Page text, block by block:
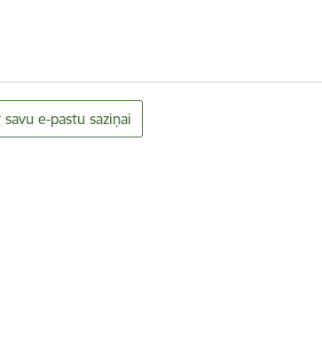
e-pastu saziņai